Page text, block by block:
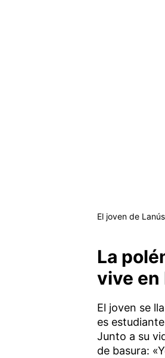
El joven de
La
vive en
El joven se
es
Junto a su
de basura: